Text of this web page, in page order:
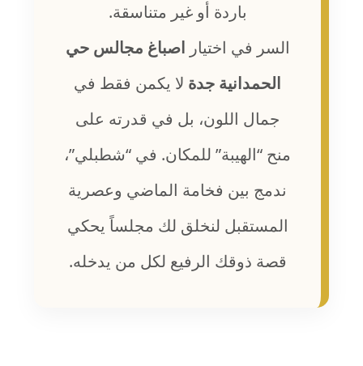
باردة أو غير متناسقة.
السر في اختيار اصباغ مجالس حي
الحمدانية جدة لا يكمن فقط في
جمال اللون، بل في قدرته على
منح “الهيبة” للمكان. في “شطبلي”،
ندمج بين فخامة الماضي وعصرية
المستقبل لنخلق لك مجلساً يحكي
قصة ذوقك الرفيع لكل من يدخله.